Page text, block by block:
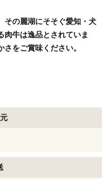
その麗湖にそそぐ愛知・犬
肉牛は逸品とされていま
をご賞味ください。